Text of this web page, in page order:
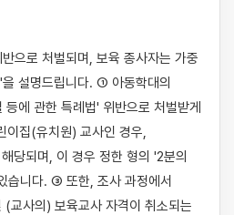
으로 처벌되며, 보육 종사자는 가중
설명드립니다. ① 아동학대의
에 관한 특례법' 위반으로 처벌받게
집(유치원) 교사인 경우,
당되며, 이 경우 정한 형의 '2분의
습니다. ③ 또한, 조사 과정에서
교사의) 보육교사 자격이 취소되는